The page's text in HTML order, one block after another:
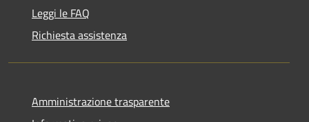
Leggi le FAQ
Richiesta assistenza
Amministrazione trasparente